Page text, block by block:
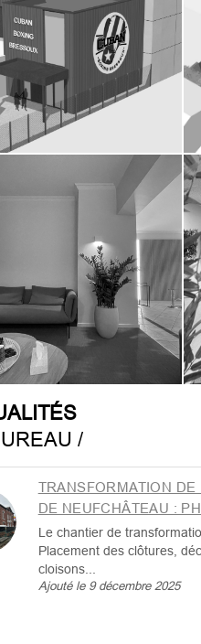
/
TRANSFORMATION DE
DE NEUFCHÂTEAU :
Le chantier de
Placement des clôtures,
cloisons...
Ajouté le 9 décembre 2025